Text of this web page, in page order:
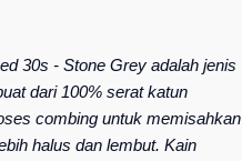
30s - Stone Grey adalah jenis
dari 100% serat katun
combing untuk memisahkan
halus dan lembut. Kain